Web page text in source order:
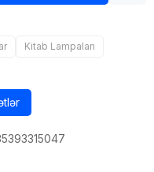
Kitab Lampaları